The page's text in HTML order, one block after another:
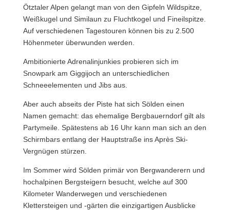
Ötztaler Alpen gelangt man von den Gipfeln Wildspitze,
Weißkugel und Similaun zu Fluchtkogel und Fineilspitze.
Auf verschiedenen Tagestouren können bis zu 2.500
Höhenmeter überwunden werden.
Ambitionierte Adrenalinjunkies probieren sich im
Snowpark am Giggijoch an unterschiedlichen
Schneeelementen und Jibs aus.
Aber auch abseits der Piste hat sich Sölden einen
Namen gemacht: das ehemalige Bergbauerndorf gilt als
Partymeile. Spätestens ab 16 Uhr kann man sich an den
Schirmbars entlang der Hauptstraße ins Après Ski-
Vergnügen stürzen.
Im Sommer wird Sölden primär von Bergwanderern und
hochalpinen Bergsteigern besucht, welche auf 300
Kilometer Wanderwegen und verschiedenen
Klettersteigen und -gärten die einzigartigen Ausblicke